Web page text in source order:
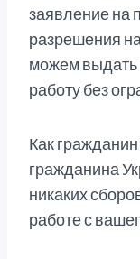
заявление на
разрешения
можем выдать
работу без
Как
гражданина
никаких
работе с